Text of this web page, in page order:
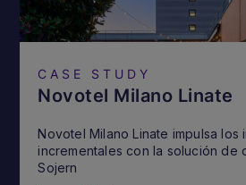
CASE STUDY
Novotel Milano Linate
Novotel Milano Linate impulsa los
incrementales con la solución de
Sojern